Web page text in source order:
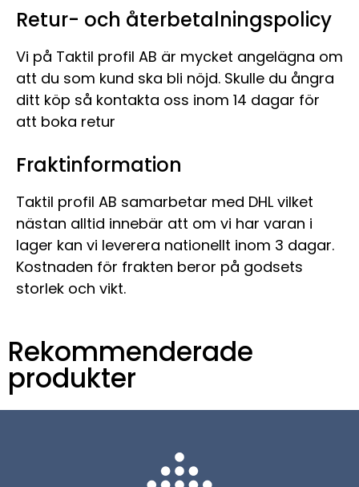
Retur- och återbetalningspolicy
Vi på Taktil profil AB är mycket angelägna om
att du som kund ska bli nöjd. Skulle du ångra
ditt köp så kontakta oss inom 14 dagar för
att boka retur
Fraktinformation
Taktil profil AB samarbetar med DHL vilket
nästan alltid innebär att om vi har varan i
lager kan vi leverera nationellt inom 3 dagar.
Kostnaden för frakten beror på godsets
storlek och vikt.
Rekommenderade
produkter